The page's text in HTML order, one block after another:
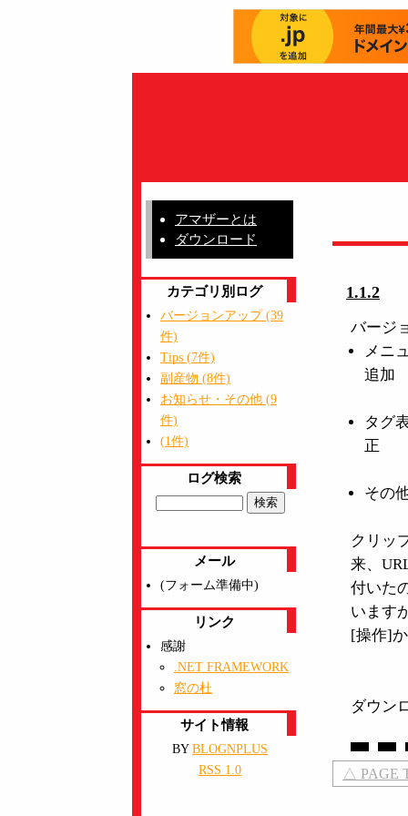
アマザーとは
ダウンロード
カテゴリ別ログ
バージョンアップ (39
件)
Tips (7件)
副産物 (8件)
お知らせ・その他 (9
件)
(1件)
ログ検索
メール
(フォーム準備中)
リンク
感謝
.NET FRAMEWORK
窓の杜
サイト情報
BY BLOGNPLUS
RSS 1.0
1.1.2
バージ
メニ
追加
タグ
正
その
クリッ
来、
付いた
います
[操作]
ダウン
△ PAGE